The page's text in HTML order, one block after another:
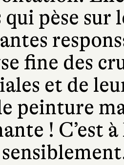
pèse sur
fine des
et de
peinture
! C’est